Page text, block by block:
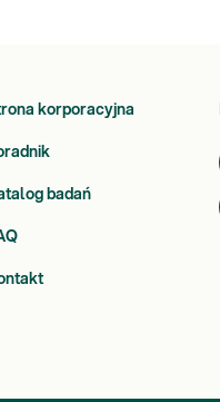
korporacyjna
badań